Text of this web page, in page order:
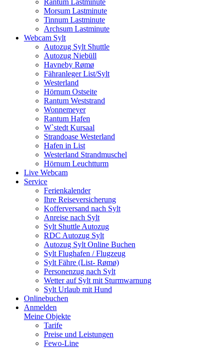
Rantum Lastminute
Morsum Lastminute
Tinnum Lastminute
Archsum Lastminute
Webcam Sylt
Autozug Sylt Shuttle
Autozug Niebüll
Havneby Rømø
Fähranleger List/Sylt
Westerland
Hörnum Ostseite
Rantum Weststrand
Wonnemeyer
Rantum Hafen
W`stedt Kursaal
Strandoase Westerland
Hafen in List
Westerland Strandmuschel
Hörnum Leuchtturm
Live Webcam
Service
Ferienkalender
Ihre Reiseversicherung
Kofferversand nach Sylt
Anreise nach Sylt
Sylt Shuttle Autozug
RDC Autozug Sylt
Autozug Sylt Online Buchen
Sylt Flughafen / Flugzeug
Sylt Fähre (List- Rømø)
Personenzug nach Sylt
Wetter auf Sylt mit Sturmwarnung
Sylt Urlaub mit Hund
Onlinebuchen
Anmelden
Meine Objekte
Tarife
Preise und Leistungen
Fewo-Line